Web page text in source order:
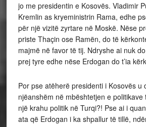
jo me presidentin e Kosovës. Vladimir
Kremlin as kryeministrin Rama, edhe
për një vizitë zyrtare në Moskë. Nëse
priste Thaçin ose Ramën, do të
majmë në favor të tij. Ndryshe ai nuk
prej tyre edhe nëse Erdogan do t’ia
Por pse atëherë presidenti i Kosovës u
njëanshëm në mbështetjen e
një krahu politik në Turqi?! Pse ai i
ata që Erdogan i ka shpallur të tillë,